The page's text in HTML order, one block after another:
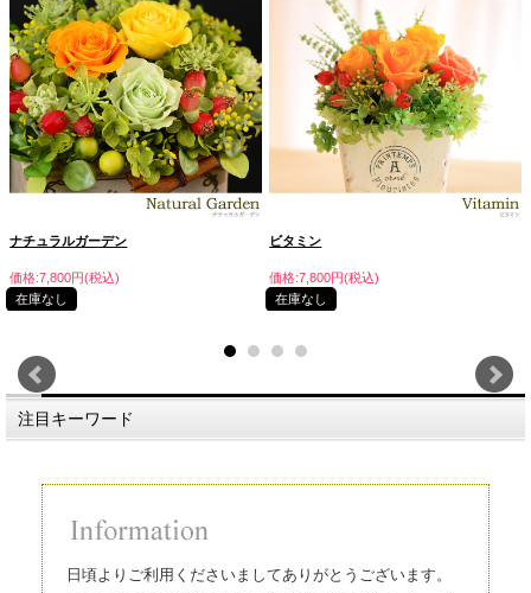
ナチュラルガーデン
価格:7,800円(税込)
在庫なし
ビタミン
価格:7,800円(税込)
在庫なし
注目キーワード
日頃よりご利用くださいましてありがとうございます。